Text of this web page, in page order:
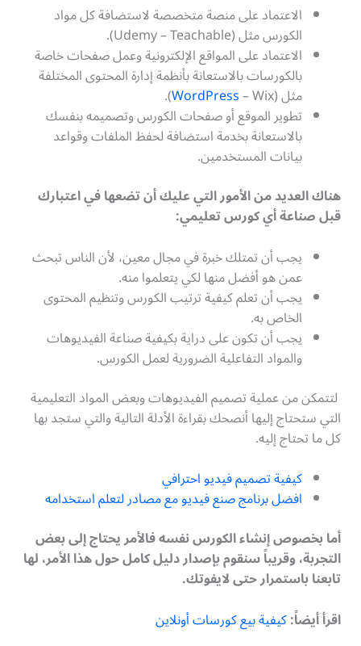
الاعتماد على منصة متخصصة لاستضافة كل مواد
الكورس مثل (Udemy – Teachable).
الاعتماد على المواقع الإلكترونية وعمل صفحات خاصة
بالكورسات بالاستعانة بأنظمة إدارة المحتوى المختلفة
مثل ( WordPress– Wix).
تطوير الموقع أو صفحات الكورس وتصميمه بنفسك
بالاستعانة بخدمة استضافة لحفظ الملفات وقواعد
بيانات المستخدمين.
هناك العديد من الأمور التي عليك أن تضعها في اعتبارك
قبل صناعة أي كورس تعليمي:
يجب أن تمتلك خبرة في مجال معين، لأن الناس تبحث
عمن هو أفضل منها لكي يتعلموا منه.
يجب أن تعلم كيفية ترتيب الكورس وتنظيم المحتوى
الخاص به.
يجب أن تكون على دراية بكيفية صناعة الفيديوهات
والمواد التفاعلية الضرورية لعمل الكورس.
لتتمكن من عملية تصميم الفيديوهات وبعض المواد التعليمية
التي ستحتاج إليها أنصحك بقراءة الأدلة التالية والتي ستجد بها
كل ما تحتاج إليه.
كيفية تصميم فيديو احترافي
افضل برنامج صنع فيديو مع مصادر لتعلم استخدامه
أما بخصوص إنشاء الكورس نفسه فالأمر يحتاج إلى بعض
التجربة، وقريباً سنقوم بإصدار دليل كامل حول هذا الأمر، لها
تابعنا باستمرار حتى لايفوتك.
اقرأ أيضاً:كيفية بيع كورسات أونلاين